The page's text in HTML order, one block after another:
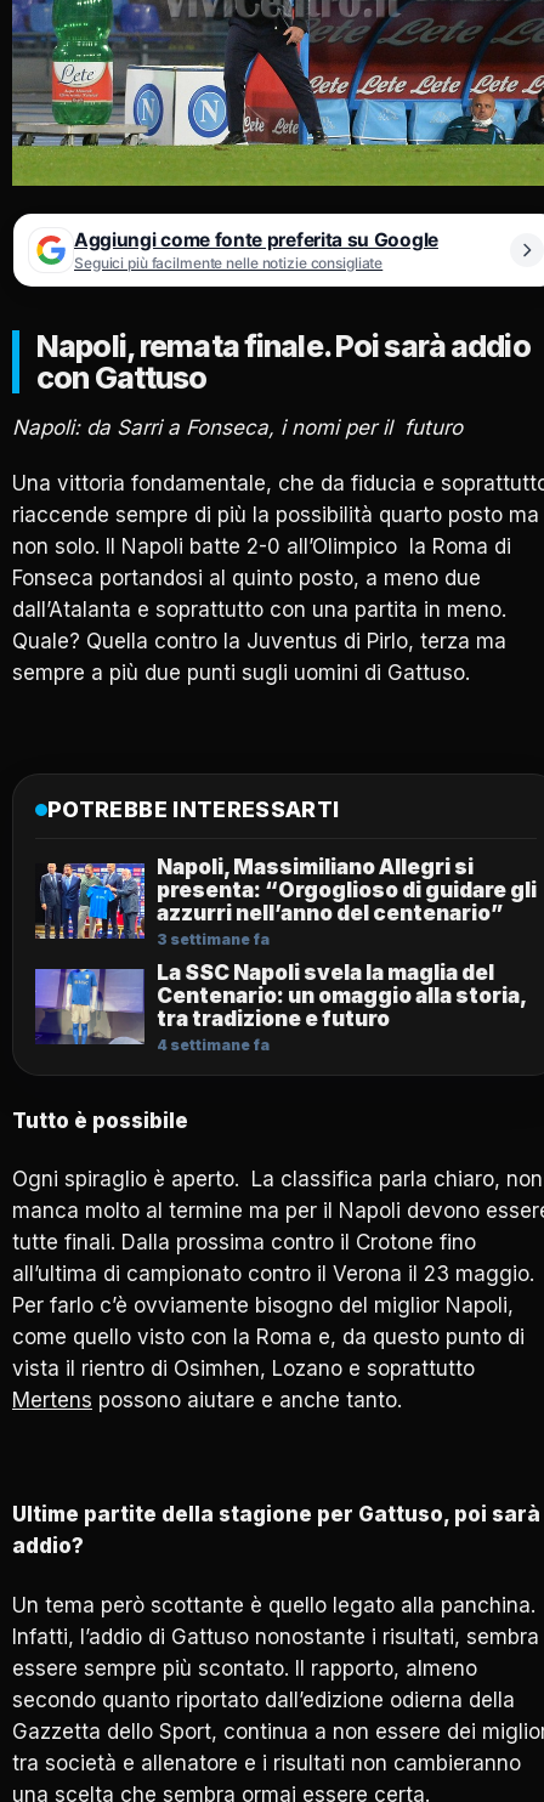
Aggiungi come fonte preferita su Google
Seguici più facilmente nelle notizie consigliate
Napoli, remata finale. Poi sarà addio
con Gattuso
Napoli: da Sarri a Fonseca, i nomi per il futuro
Una vittoria fondamentale, che da fiducia e
riaccende sempre di più la possibilità quarto posto ma
non solo. Il Napoli batte 2-0 all’Olimpico la Roma di
Fonseca portandosi al quinto posto, a meno due
dall’Atalanta e soprattutto con una partita in meno.
Quale? Quella contro la Juventus di Pirlo, terza ma
sempre a più due punti sugli uomini di Gattuso.
POTREBBE INTERESSARTI
Napoli, Massimiliano Allegri si
presenta: “Orgoglioso di guidare gli
azzurri nell’anno del centenario”
3 settimane fa
La SSC Napoli svela la maglia del
Centenario: un omaggio alla storia,
tra tradizione e futuro
4 settimane fa
Tutto è possibile
Ogni spiraglio è aperto. La classifica parla chiaro, non
manca molto al termine ma per il Napoli devono
tutte finali. Dalla prossima contro il Crotone fino
all’ultima di campionato contro il Verona il 23 maggio.
Per farlo c’è ovviamente bisogno del miglior Napoli,
come quello visto con la Roma e, da questo punto di
vista il rientro di Osimhen, Lozano e soprattutto
Mertens possono aiutare e anche tanto.
Ultime partite della stagione per Gattuso, poi sarà
addio?
Un tema però scottante è quello legato alla panchina.
Infatti, l’addio di Gattuso nonostante i risultati, sembra
essere sempre più scontato. Il rapporto, almeno
secondo quanto riportato dall’edizione odierna della
Gazzetta dello Sport, continua a non essere dei
tra società e allenatore e i risultati non cambieranno
una scelta che sembra ormai essere certa.